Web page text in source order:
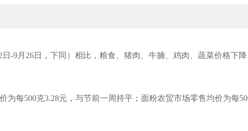
-9月26日，下同）相比，粮食、猪肉、牛腩、鸡肉、蔬菜价格下
每500克3.28元，与节前一周持平；面粉农贸市场零售均价为每